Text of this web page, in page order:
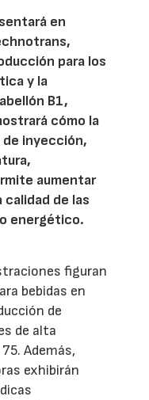
en
para los
y la
B1,
cómo la
inyección,
aumentar
calidad de las
energético.
figuran
bebidas en
de
de alta
Además,
exhibirán